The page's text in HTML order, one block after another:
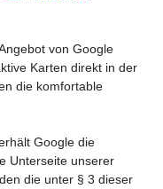
von Google
Karten direkt in der
die komfortable
Google die
Unterseite unserer
die unter § 3 dieser